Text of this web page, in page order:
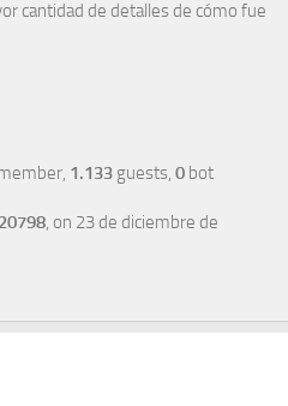
cantidad de detalles de cómo fue
1.133 guests, 0 bot
20798, on 23 de diciembre de